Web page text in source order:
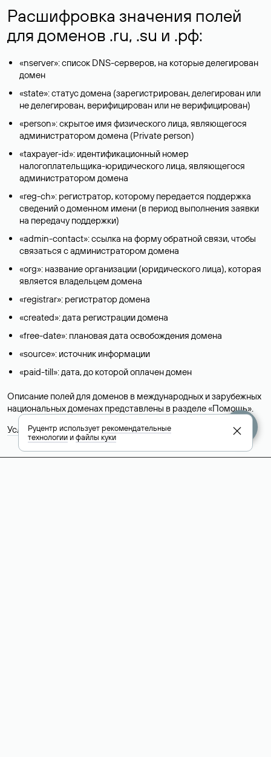
Расшифровка значения полей
для доменов .ru, .su и .рф:
«nserver»: список DNS-серверов, на которые делегирован
домен
«state»: статус домена (зарегистрирован, делегирован или
не делегирован, верифицирован или не верифицирован)
«person»: скрытое имя физического лица, являющегося
администратором домена (Privatе person)
«taxpayer-id»: идентификационный номер
налогоплательщика-юридического лица, являющегося
администратором домена
«reg-ch»: регистратор, которому передается поддержка
сведений о доменном имени (в период выполнения заявки
на передачу поддержки)
«admin-contact»: ссылка на форму обратной связи, чтобы
связаться с администратором домена
«org»: название организации (юридического лица), которая
является владельцем домена
«registrar»: регистратор домена
«created»: дата регистрации домена
«free-date»: плановая дата освобождения домена
«source»: источник информации
«paid-till»: дата, до которой оплачен домен
Описание полей для доменов в международных и зарубежных
национальных доменах представлены в разделе «Помощь».
Условия использования Whois-сервиса
Руцентр используетрекомендательные
технологииифайлы куки